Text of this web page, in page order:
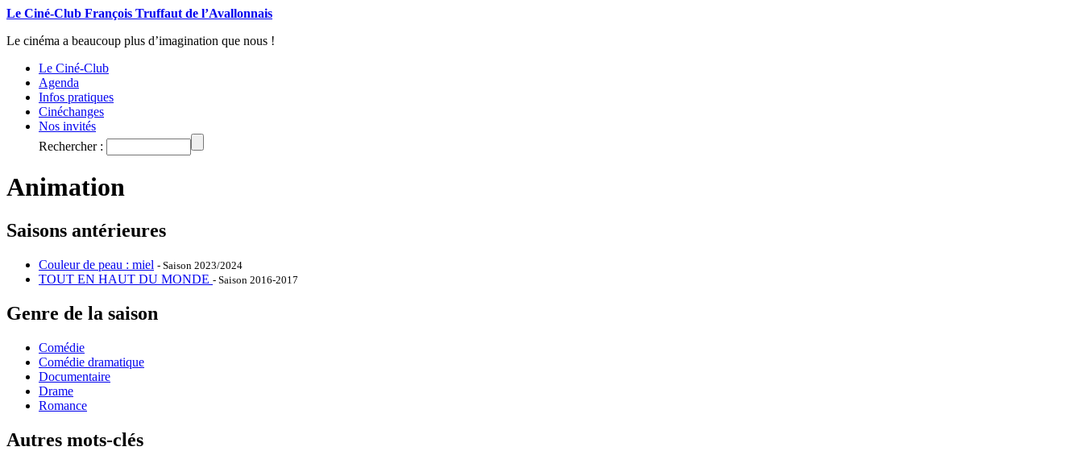
Le Ciné-Club François Truffaut de l’Avallonnais
Le cinéma a beaucoup plus d’imagination que nous !
Le Ciné-Club
Agenda
Infos pratiques
Cinéchanges
Nos invités
Rechercher :
Animation
Saisons antérieures
Couleur de peau : miel - Saison 2023/2024
TOUT EN HAUT DU MONDE - Saison 2016-2017
Genre de la saison
Comédie
Comédie dramatique
Documentaire
Drame
Romance
Autres mots-clés